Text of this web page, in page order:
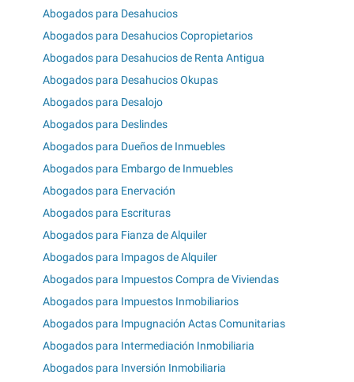
Abogados para Desahucios
Abogados para Desahucios Copropietarios
Abogados para Desahucios de Renta Antigua
Abogados para Desahucios Okupas
Abogados para Desalojo
Abogados para Deslindes
Abogados para Dueños de Inmuebles
Abogados para Embargo de Inmuebles
Abogados para Enervación
Abogados para Escrituras
Abogados para Fianza de Alquiler
Abogados para Impagos de Alquiler
Abogados para Impuestos Compra de Viviendas
Abogados para Impuestos Inmobiliarios
Abogados para Impugnación Actas Comunitarias
Abogados para Intermediación Inmobiliaria
Abogados para Inversión Inmobiliaria